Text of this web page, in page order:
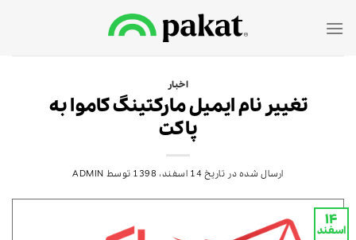
اخبار
تغییر نام ایمیل مارکتینگ کاموا به
پاکت
ارسال شده در تاریخ14 اسفند، 1398 توسط ADMIN
۱۴
اسفند